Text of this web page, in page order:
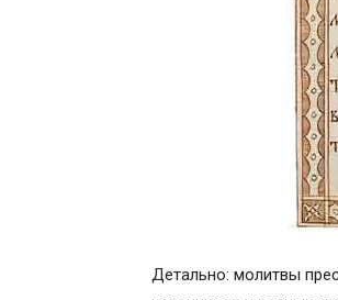
Детально: молитвы